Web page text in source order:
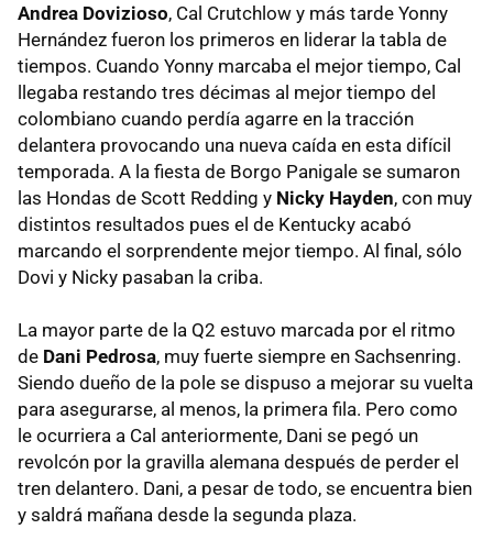
Andrea Dovizioso, Cal Crutchlow y más tarde Yonny
Hernández fueron los primeros en liderar la tabla de
tiempos. Cuando Yonny marcaba el mejor tiempo, Cal
llegaba restando tres décimas al mejor tiempo del
colombiano cuando perdía agarre en la tracción
delantera provocando una nueva caída en esta difícil
temporada. A la fiesta de Borgo Panigale se sumaron
las Hondas de Scott Redding y Nicky Hayden, con muy
distintos resultados pues el de Kentucky acabó
marcando el sorprendente mejor tiempo. Al final, sólo
Dovi y Nicky pasaban la criba.
La mayor parte de la Q2 estuvo marcada por el ritmo
de Dani Pedrosa, muy fuerte siempre en Sachsenring.
Siendo dueño de la pole se dispuso a mejorar su vuelta
para asegurarse, al menos, la primera fila. Pero como
le ocurriera a Cal anteriormente, Dani se pegó un
revolcón por la gravilla alemana después de perder el
tren delantero. Dani, a pesar de todo, se encuentra bien
y saldrá mañana desde la segunda plaza.